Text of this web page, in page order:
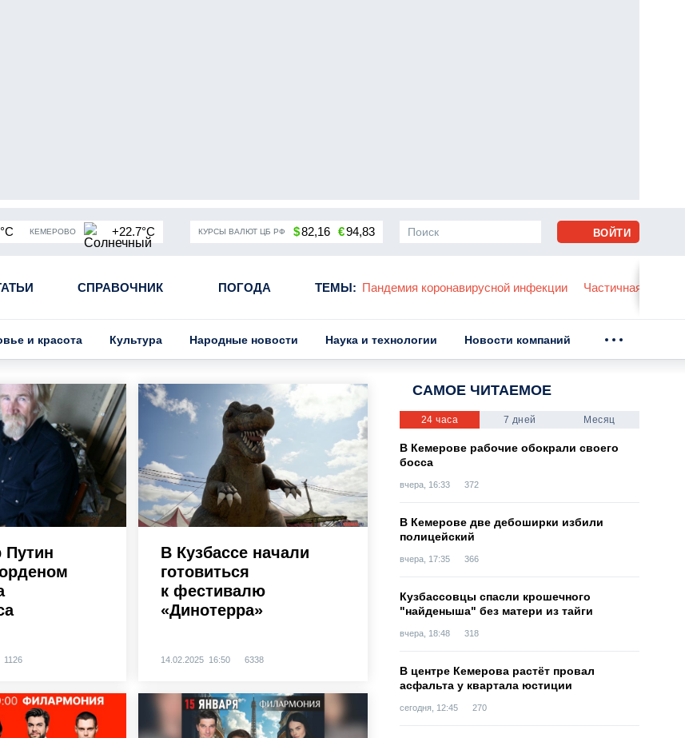
КЕМЕРОВО +22.7°C КУРСЫ ВАЛЮТ ЦБ РФ $82,16 €94,83
СПРАВОЧНИК ПОГОДА ТЕМЫ:
мобилизация в России Угольная промышленность Кузбасса Пандемия коронавирусной инфекции Частичная
ВОЙТИ
и красота Культура Народные новости Наука и технологии Новости компаний
1126
В Кузбассе начали
готовиться
к фестивалю
«Динотерра»
14.02.2025 16:50 6338
САМОЕ ЧИТАЕМОЕ
24 часа 7 дней Месяц
В Кемерове рабочие обокрали своего
босса
вчера, 16:33 372
В Кемерове две дебоширки избили
полицейский
вчера, 17:35 366
Кузбассовцы спасли крошечного
"найденыша" без матери из тайги
вчера, 18:48 318
В центре Кемерова растёт провал
асфальта у квартала юстиции
сегодня, 12:45 270